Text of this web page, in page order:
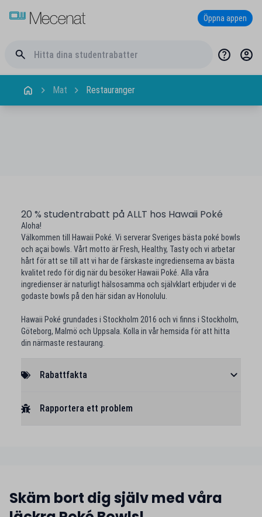
Öppna appen
Mat Restauranger
20 % studentrabatt på ALLT hos Hawaii Poké
Aloha!
Välkommen till Hawaii Poké. Vi serverar Sveriges bästa poké bowls
och açai bowls. Vårt motto är Fresh, Healthy, Tasty och vi arbetar
hårt för att se till att vi har de färskaste ingredienserna av bästa
kvalitet redo för dig när du besöker Hawaii Poké. Alla våra
ingredienser är naturligt hälsosamma och självklart erbjuder vi de
godaste bowls på den här sidan av Honolulu.
Hawaii Poké grundades i Stockholm 2016 och vi finns i Stockholm,
Göteborg, Malmö och Uppsala. Kolla in vår hemsida för att hitta
din närmaste restaurang.
Rabattfakta
Rapportera ett problem
Skäm bort dig själv med våra